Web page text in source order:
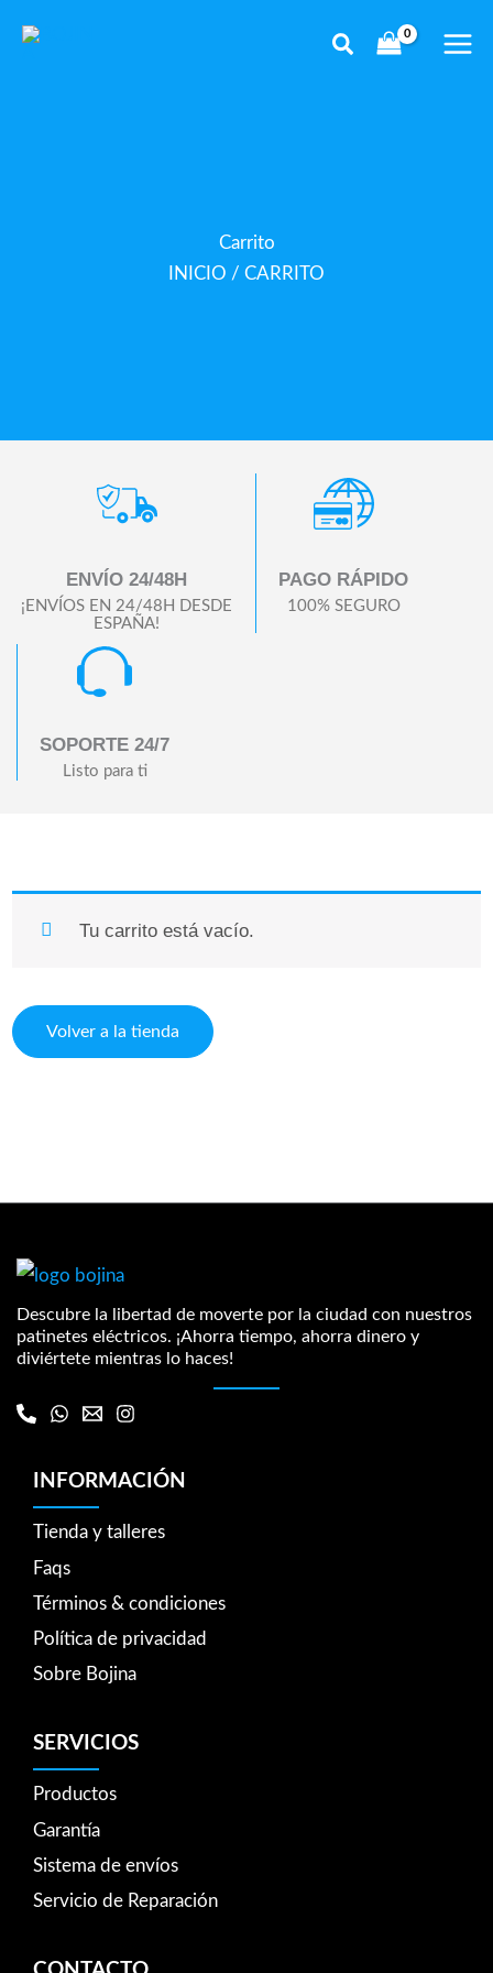
Carrito
INICIO / CARRITO
ENVÍO 24/48H
¡ENVÍOS EN 24/48H DESDE
ESPAÑA!
PAGO RÁPIDO
100% SEGURO
SOPORTE 24/7
Listo para ti
Tu carrito está vacío.
Volver a la tienda
Descubre la libertad de moverte por la ciudad con nuestros
patinetes eléctricos. ¡Ahorra tiempo, ahorra dinero y
diviértete mientras lo haces!
INFORMACIÓN
Tienda y talleres
Faqs
Términos & condiciones
Política de privacidad
Sobre Bojina
SERVICIOS
Productos
Garantía
Sistema de envíos
Servicio de Reparación